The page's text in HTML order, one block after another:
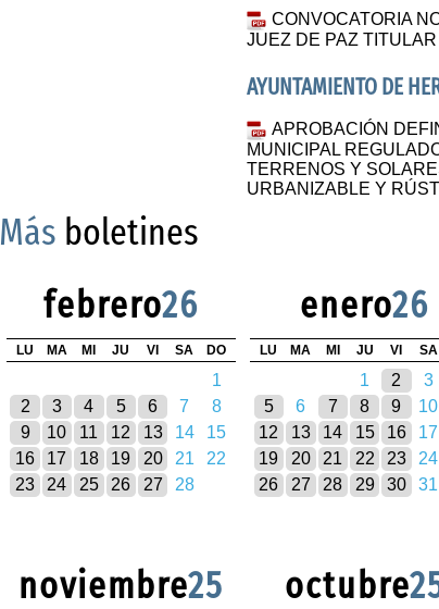
CONVOCATORIA
JUEZ DE PAZ
AYUNTAMIENTO DE
APROBACIÓN
MUNICIPAL
TERRENOS Y
URBANIZABLE Y
Más boletines
febrero26
LU MA MI JU VI SA DO
1
2
3 4 5 6 7
8
9
10 11 12 13 14
15
16
17 18 19 20 21
22
23
24 25 26 27 28
enero26
LU MA MI JU VI SA
1 2 3
5
6 7 8 9 10
12
13 14 15 16 17
19
20 21 22 23 24
26
27 28 29 30 31
noviembre25 octubre